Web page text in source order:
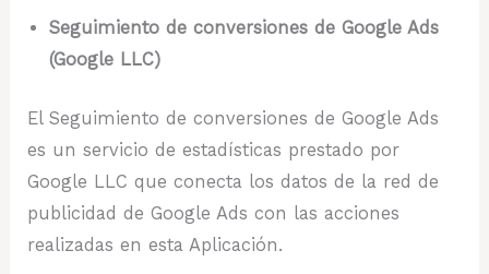
Seguimiento de conversiones de Google Ads
(Google LLC)
El Seguimiento de conversiones de Google Ads
es un servicio de estadísticas prestado por
Google LLC que conecta los datos de la red de
publicidad de Google Ads con las acciones
realizadas en esta Aplicación.